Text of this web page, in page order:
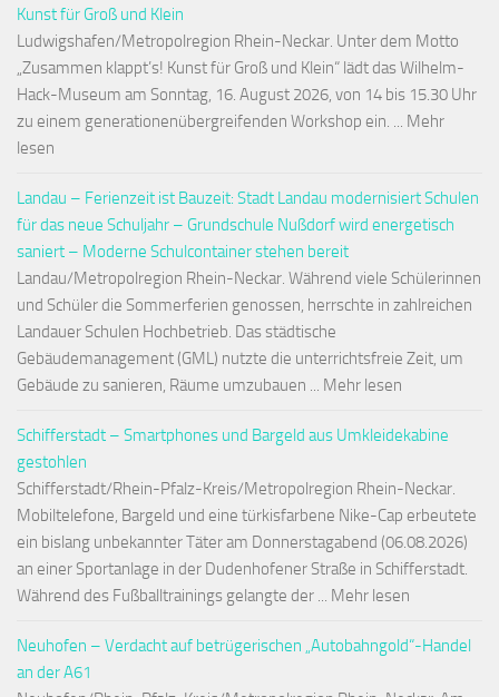
Kunst für Groß und Klein
Ludwigshafen/Metropolregion Rhein-Neckar. Unter dem Motto
„Zusammen klappt’s! Kunst für Groß und Klein“ lädt das Wilhelm-
Hack-Museum am Sonntag, 16. August 2026, von 14 bis 15.30 Uhr
zu einem generationenübergreifenden Workshop ein. ... Mehr
lesen
Landau – Ferienzeit ist Bauzeit: Stadt Landau modernisiert Schulen
für das neue Schuljahr – Grundschule Nußdorf wird energetisch
saniert – Moderne Schulcontainer stehen bereit
Landau/Metropolregion Rhein-Neckar. Während viele Schülerinnen
und Schüler die Sommerferien genossen, herrschte in zahlreichen
Landauer Schulen Hochbetrieb. Das städtische
Gebäudemanagement (GML) nutzte die unterrichtsfreie Zeit, um
Gebäude zu sanieren, Räume umzubauen ... Mehr lesen
Schifferstadt – Smartphones und Bargeld aus Umkleidekabine
gestohlen
Schifferstadt/Rhein-Pfalz-Kreis/Metropolregion Rhein-Neckar.
Mobiltelefone, Bargeld und eine türkisfarbene Nike-Cap erbeutete
ein bislang unbekannter Täter am Donnerstagabend (06.08.2026)
an einer Sportanlage in der Dudenhofener Straße in Schifferstadt.
Während des Fußballtrainings gelangte der ... Mehr lesen
Neuhofen – Verdacht auf betrügerischen „Autobahngold“-Handel
an der A61